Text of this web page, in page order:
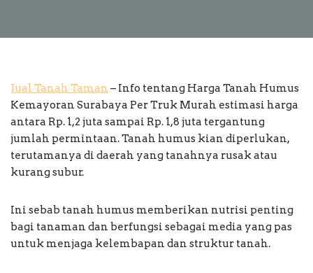
Jual Tanah Taman – Info tentang Harga Tanah Humus
Kemayoran Surabaya Per Truk Murah estimasi harga
antara Rp. 1,2 juta sampai Rp. 1,8 juta tergantung
jumlah permintaan. Tanah humus kian diperlukan,
terutamanya di daerah yang tanahnya rusak atau
kurang subur.
Ini sebab tanah humus memberikan nutrisi penting
bagi tanaman dan berfungsi sebagai media yang pas
untuk menjaga kelembapan dan struktur tanah.